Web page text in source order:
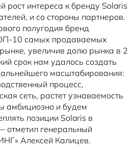
рост интереса к бренду Solaris
и со стороны партнеров.
полугодия бренд
10 самых продаваемых
увеличив долю рынка в 2
срок нам удалось создать
масштабирования:
процесс,
сеть, растет узнаваемость
амбициозно и будем
позиции Solaris в
отметил генеральный
Алексей Калицев.